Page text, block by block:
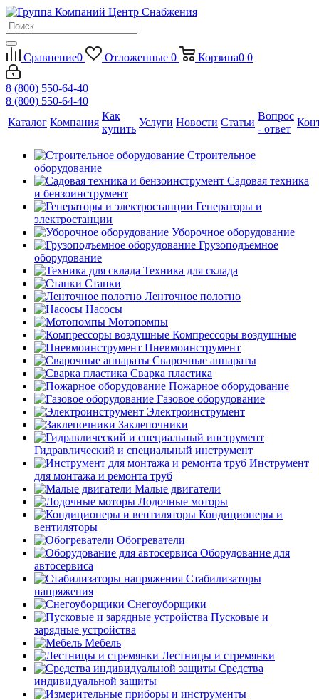
Сравнение0 Отложенные 0 Корзина0 0
8 (800) 550-64-40
8 (800) 550-64-40
Каталог Компания
Как
купить
Услуги Новости Статьи
Вопрос
- ответ
Строительное
оборудование
Садовая техника
и бензоинструмент
Генераторы и
электростанции
Уборочное оборудование
Грузоподъемное
оборудование
Техника для склада
Станки
Ленточное полотно
Насосы
Мотопомпы
Компрессоры воздушные
Пневмоинструмент
Сварочные аппараты
Сварка пластика
Пожарное оборудование
Газовое оборудование
Электроинструмент
Заклепочники
Гидравлический и специальный инструмент
Инструмент
для монтажа и ремонта труб
Малые двигатели
Лодочные моторы
Кондиционеры и
вентиляторы
Обогреватели
Оборудование для
автосервиса
Стабилизаторы
напряжения
Снегоуборщики
Пусковые и
зарядные устройства
Мебель
Лестницы и стремянки
Средства
индивидуальной защиты